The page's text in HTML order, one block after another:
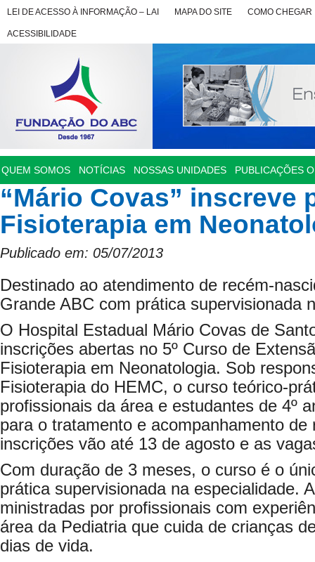
LEI DE ACESSO À INFORMAÇÃO – LAI MAPA DO SITE COMO CHEGAR
ACESSIBILIDADE
QUEM SOMOS NOTÍCIAS NOSSAS UNIDADES PUBLICAÇÕES
“Mário Covas” inscreve
Fisioterapia em
Publicado em: 05/07/2013
Destinado ao atendimento de recém-
Grande ABC com prática supervisionada
O Hospital Estadual Mário Covas de
inscrições abertas no 5º Curso de
Fisioterapia em Neonatologia. Sob
Fisioterapia do HEMC, o curso teórico-
profissionais da área e estudantes de 4º
para o tratamento e acompanhamento de
inscrições vão até 13 de agosto e as
Com duração de 3 meses, o curso é o
prática supervisionada na especialidade.
ministradas por profissionais com
área da Pediatria que cuida de crianças
dias de vida.